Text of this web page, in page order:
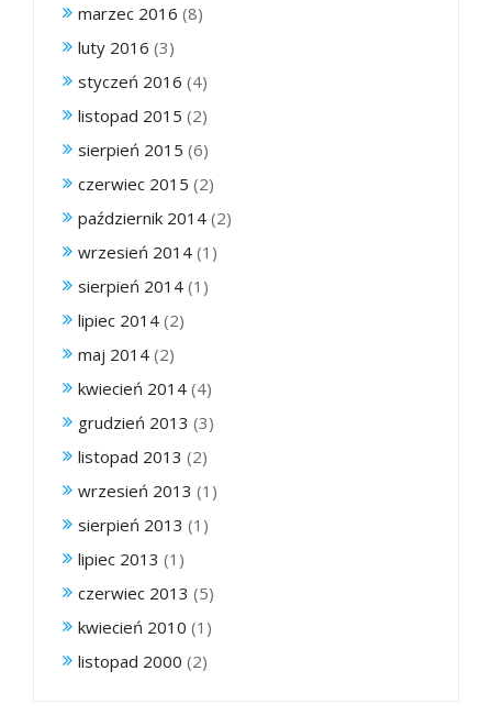
marzec 2016 (8)
luty 2016 (3)
styczeń 2016 (4)
listopad 2015 (2)
sierpień 2015 (6)
czerwiec 2015 (2)
październik 2014 (2)
wrzesień 2014 (1)
sierpień 2014 (1)
lipiec 2014 (2)
maj 2014 (2)
kwiecień 2014 (4)
grudzień 2013 (3)
listopad 2013 (2)
wrzesień 2013 (1)
sierpień 2013 (1)
lipiec 2013 (1)
czerwiec 2013 (5)
kwiecień 2010 (1)
listopad 2000 (2)